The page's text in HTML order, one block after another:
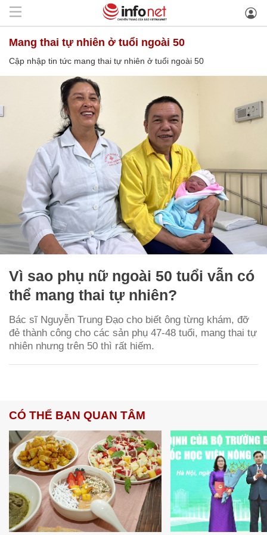
mang thai tự nhiên ở tuổi ngoài 50
Cập nhập tin tức mang thai tự nhiên ở tuổi ngoài 50
Vì sao phụ nữ ngoài 50 tuổi vẫn có
thể mang thai tự nhiên?
Bác sĩ Nguyễn Trung Đạo cho biết ông từng khám, đỡ
đẻ thành công cho các sản phụ 47-48 tuổi, mang thai tự
nhiên nhưng trên 50 thì rất hiếm.
CÓ THỂ BẠN QUAN TÂM